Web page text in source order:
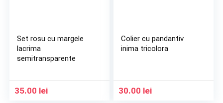
Set rosu cu margele
lacrima
semitransparente
35.00 lei
Colier cu pandantiv
inima tricolora
30.00 lei